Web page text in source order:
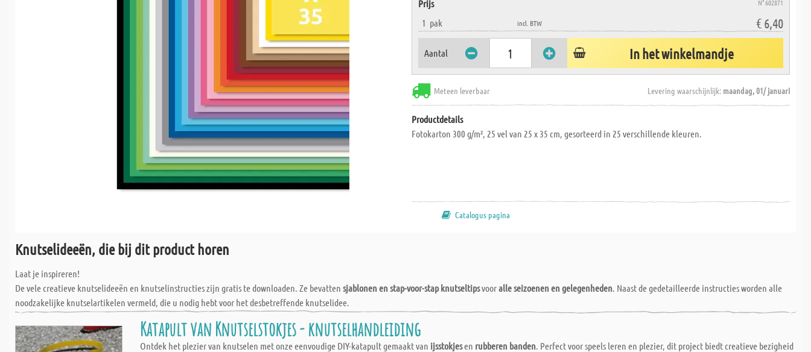
Prijs N° 602871
1 pak incl. BTW € 6,40
Aantal In het winkelmandje
Meteen leverbaar Levering waarschijnlijk: maandag, 01/ januari
Productdetails
Fotokarton 300 g/m², 25 vel van 25 x 35 cm, gesorteerd in 25 verschillende kleuren.
Catalogus pagina
Knutselideeën, die bij dit product horen
Laat je inspireren!
De vele creatieve knutselideeën en knutselinstructies zijn gratis te downloaden. Ze bevatten sjablonen en stap-voor-stap knutseltipsvooralle seizoenen en gelegenheden. Naast de gedetailleerde instructies worden alle
noodzakelijke knutselartikelen vermeld, die u nodig hebt voor het desbetreffende knutselidee.
Katapult van Knutselstokjes - knutselhandleiding
Ontdek het plezier van knutselen met onze eenvoudige DIY-katapult gemaakt van ijsstokjesen rubberen banden. Perfect voor speels leren en plezier, dit project biedt creatieve bezigheid